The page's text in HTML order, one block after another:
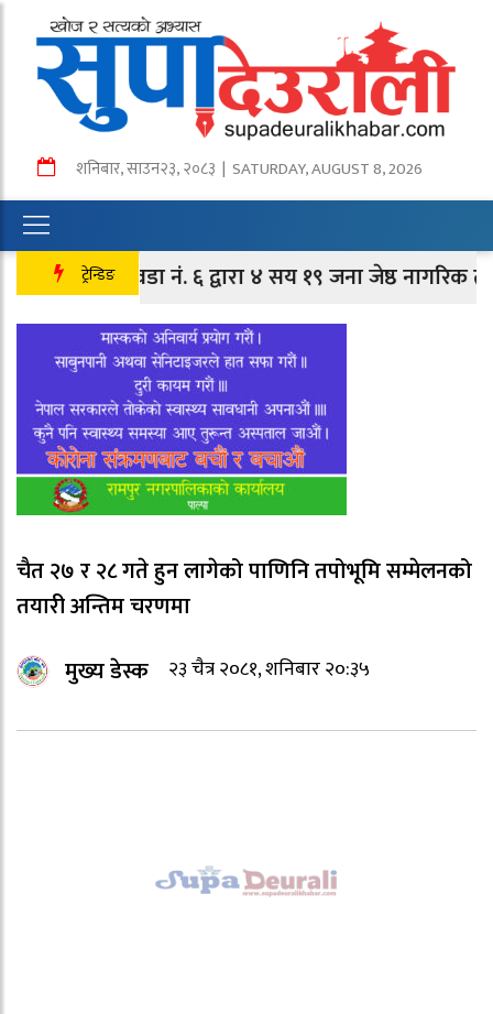
शनिबार,साउन२३,२०८३ | SATURDAY, AUGUST 8, 2026
ट्रेन्डिङ
तानसेन वडा नं. ६ द्वारा ४ सय १९ जना जेष्ठ नागरिक तथा
चैत २७ र २८ गते हुन लागेको पाणिनि तपोभूमि सम्मेलनको
तयारी अन्तिम चरणमा
मुख्य डेस्क
२३ चैत्र २०८१, शनिबार २०:३५